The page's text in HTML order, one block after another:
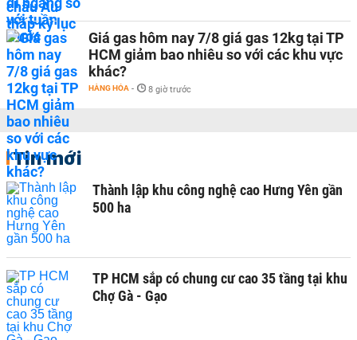
Giá gas hôm nay 7/8 giá gas 12kg tại TP
HCM giảm bao nhiêu so với các khu vực
khác?
HÀNG HÓA - 8 giờ trước
Tin mới
Thành lập khu công nghệ cao Hưng Yên gần
500 ha
TP HCM sắp có chung cư cao 35 tầng tại khu
Chợ Gà - Gạo